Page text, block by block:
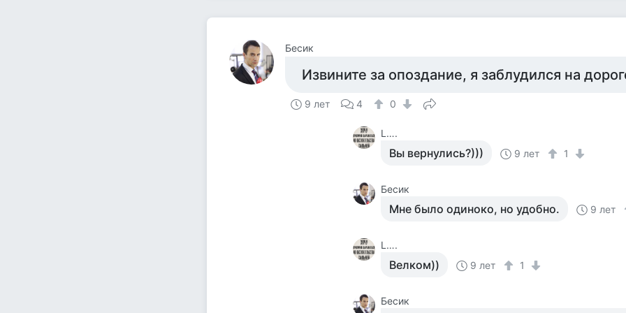
Бесик
Извините за опоздание, я заблудился на
9 лет 4 0
L….
Вы вернулись?))) 9 лет 1
Бесик
Мне было одиноко, но удобно. 9 лет
L….
Велком)) 9 лет 1
Бесик